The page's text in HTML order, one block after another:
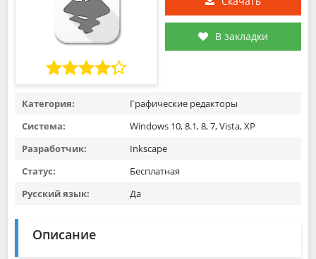
В закладки
Категория:
Графические редакторы
Система:
Windows 10, 8.1, 8, 7, Vista, XP
Разработчик:
Inkscape
Статус:
Бесплатная
Русский язык:
Да
Описание